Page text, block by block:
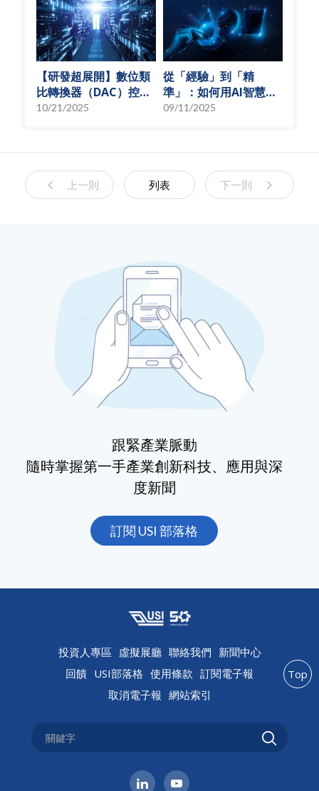
【研發超展開】數位類
比轉換器（DAC）控制
偏壓電流創新解決方
10/21/2025
從「經驗」到「精
準」：如何用AI智慧演
算法，實現高效射頻預
09/11/2025
上一則 列表 下一則
跟緊產業脈動
隨時掌握第一手產業創新科技、應用與深
度新聞
訂閱 USI 部落格
投資人專區 虛擬展廳 聯絡我們 新聞中心
回饋 USI部落格 使用條款 訂閱電子報
取消電子報 網站索引
Top